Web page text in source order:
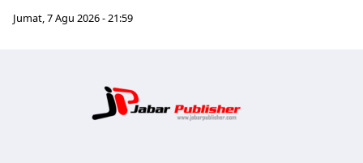
Jumat, 7 Agu 2026 - 21:59